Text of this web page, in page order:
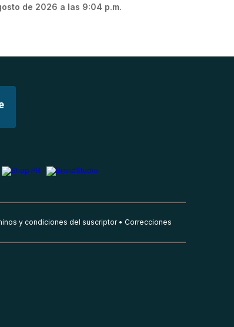
de 2026 a las 9:04 p.m.
y condiciones del suscriptor Correcciones